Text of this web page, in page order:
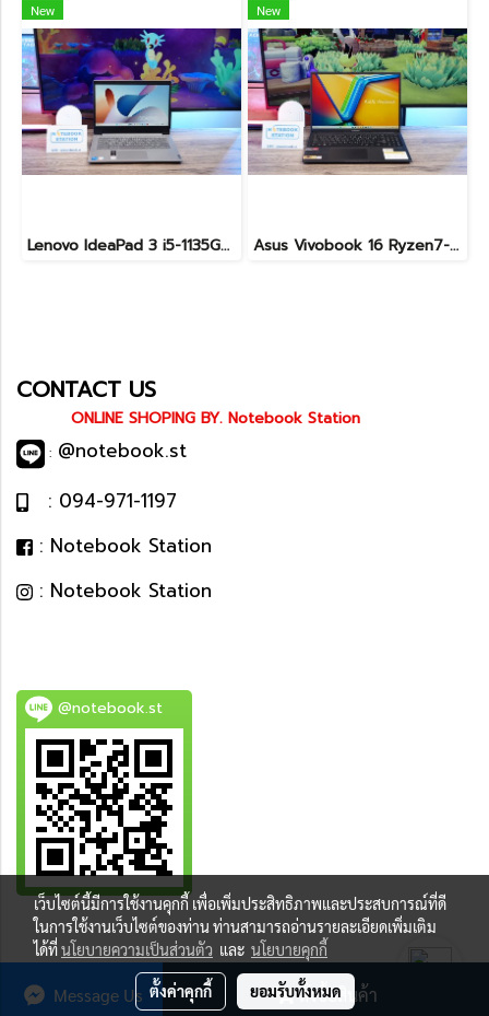
สั่งซื้อสินค้า
Message Us
New
Lenovo IdeaPad 3 i5-1135G7 Ram8 SSD512 จอ15.6 FHD สเปคดี ใช้งานทั่วไป แป้นตัวเลขแยก ราคา 8,990 .-
New
Asus Vivobook 16 Ryzen7-7730U Ram16 SSD512 จอ16นิ้ว WUXGA IPS สเปคสูงทำงานเก่ง จอใหญ่ภาพสวย พร้อมแป้นตัวเลขแยก เครื่องมีประกันศูนย์พร้อมใช้งานเพียง 12,990.-
CONTACT US
ONLINE SHOPING BY. Notebook Station
: @notebook.st
: 094-971-1197
: Notebook Station
: Notebook Station
@notebook.st
BEST DEAL
เว็บไซต์นี้มีการใช้งานคุกกี้ เพื่อเพิ่มประสิทธิภาพและประสบการณ์ที่ดี
ในการใช้งานเว็บไซต์ของท่าน ท่านสามารถอ่านรายละเอียดเพิ่มเติม
ได้ที่นโยบายความเป็นส่วนตัว และ นโยบายคุกกี้
ตั้งค่าคุกกี้ ยอมรับทั้งหมด